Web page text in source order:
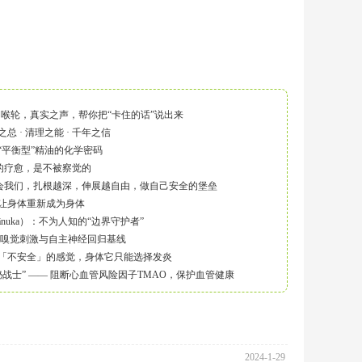
轮，真实之声，帮你把“卡住的话”说出来
总 · 清理之能 · 千年之信
衡型”精油的化学密码
疗愈，是不被察觉的
我们，扎根越深，伸展越自由，做自己安全的堡垒
身体重新成为身体
）：不为人知的“边界守护者”
觉刺激与自主神经回归基线
不安全」的感觉，身体它只能选择发炎
战士” —— 阻断心血管风险因子TMAO，保护血管健康
2024-1-29